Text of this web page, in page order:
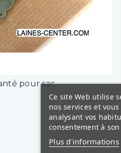
pour sac
Ce site Web utilise
nos services et
analysant vos
consentement à
Plus d'informations